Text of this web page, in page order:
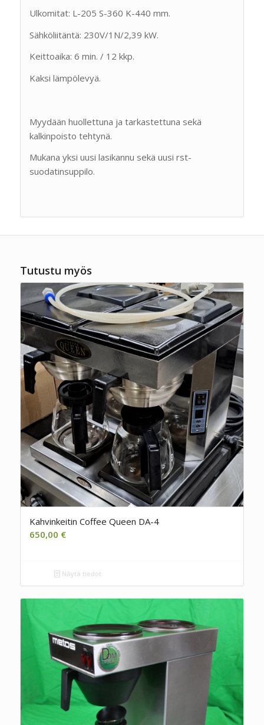
Ulkomitat: L-205 S-360 K-440 mm.
Sähköliitäntä: 230V/1N/2,39 kW.
Keittoaika: 6 min. / 12 kkp.
Kaksi lämpölevyä.
Myydään huollettuna ja tarkastettuna sekä
kalkinpoisto tehtynä.
Mukana yksi uusi lasikannu sekä uusi rst-
suodatinsuppilo.
Tutustu myös
Kahvinkeitin Coffee Queen DA-4
650,00 €
Näytä tiedot